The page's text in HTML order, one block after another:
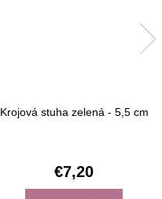
Krojová stuha zelená - 5,5 cm
€7,20